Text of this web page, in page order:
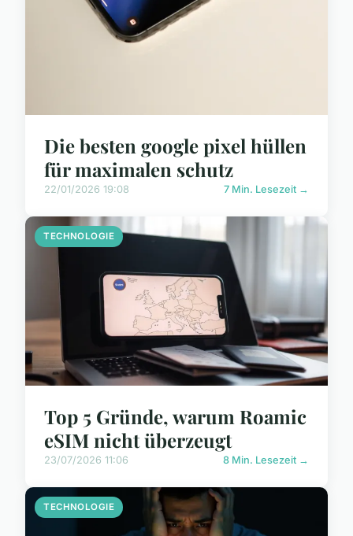
Die besten google pixel hüllen
für maximalen schutz
22/01/2026 19:08 7 Min. Lesezeit →
TECHNOLOGIE
Top 5 Gründe, warum Roamic
eSIM nicht überzeugt
23/07/2026 11:06 8 Min. Lesezeit →
TECHNOLOGIE